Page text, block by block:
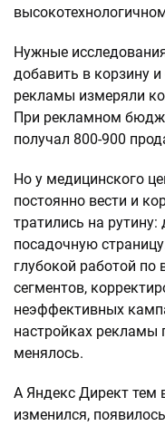
Нужные
добавить в корзину
рекламы измеряли
При рекламном
получал 800-900
Но у медицинского
постоянно вести и
тратились на
посадочную
глубокой работой
сегментов,
неэффективных
настройках рекламы
менялось.
А Яндекс Директ тем
изменился,